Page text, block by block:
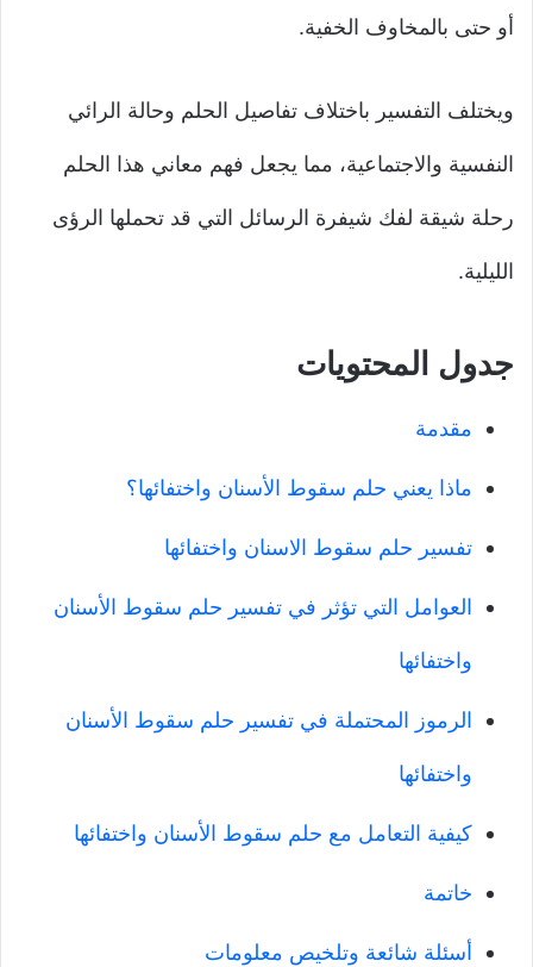
أو حتى بالمخاوف الخفية.
ويختلف التفسير باختلاف تفاصيل الحلم وحالة الرائي
النفسية والاجتماعية، مما يجعل فهم معاني هذا الحلم
رحلة شيقة لفك شيفرة الرسائل التي قد تحملها الرؤى
الليلية.
جدول المحتويات
مقدمة
ماذا يعني حلم سقوط الأسنان واختفائها؟
تفسير حلم سقوط الاسنان واختفائها
العوامل التي تؤثر في تفسير حلم سقوط الأسنان
واختفائها
الرموز المحتملة في تفسير حلم سقوط الأسنان
واختفائها
كيفية التعامل مع حلم سقوط الأسنان واختفائها
خاتمة
أسئلة شائعة وتلخيص معلومات